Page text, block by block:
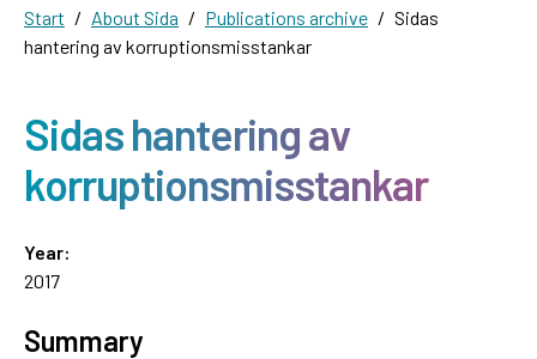
Start About Sida Publications archive
Sidas
hantering av korruptionsmisstankar
Sidas hantering av
korruptionsmisstankar
Year:
2017
Summary